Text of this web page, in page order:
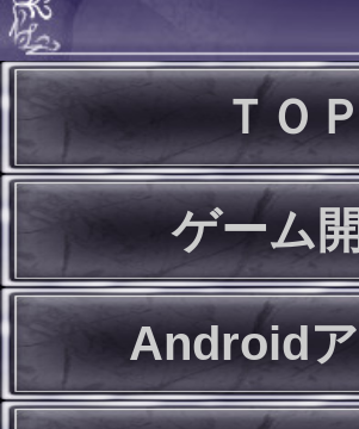
ＴＯＰ
ゲーム
Android